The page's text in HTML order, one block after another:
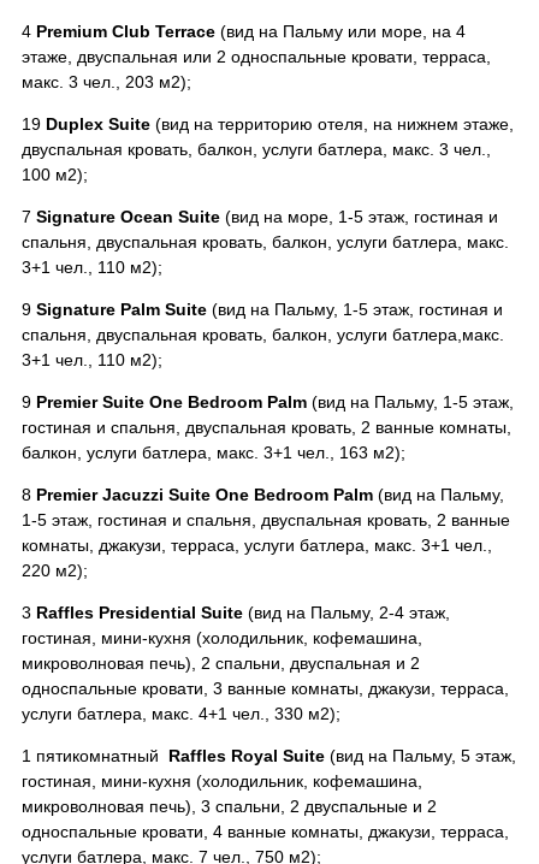
4 Premium Club Terrace (вид на Пальму или море, на 4
этаже, двуспальная или 2 односпальные кровати, терраса,
макс. 3 чел., 203 м2);
19 Duplex Suite (вид на территорию отеля, на нижнем этаже,
двуспальная кровать, балкон, услуги батлера, макс. 3 чел.,
100 м2);
7 Signature Ocean Suite (вид на море, 1-5 этаж, гостиная и
спальня, двуспальная кровать, балкон, услуги батлера, макс.
3+1 чел., 110 м2);
9 Signature Palm Suite (вид на Пальму, 1-5 этаж, гостиная и
спальня, двуспальная кровать, балкон, услуги батлера,макс.
3+1 чел., 110 м2);
9 Premier Suite One Bedroom Palm (вид на Пальму, 1-5 этаж,
гостиная и спальня, двуспальная кровать, 2 ванные комнаты,
балкон, услуги батлера, макс. 3+1 чел., 163 м2);
8 Premier Jacuzzi Suite One Bedroom Palm (вид на Пальму,
1-5 этаж, гостиная и спальня, двуспальная кровать, 2 ванные
комнаты, джакузи, терраса, услуги батлера, макс. 3+1 чел.,
220 м2);
3 Raffles Presidential Suite (вид на Пальму, 2-4 этаж,
гостиная, мини-кухня (холодильник, кофемашина,
микроволновая печь), 2 спальни, двуспальная и 2
односпальные кровати, 3 ванные комнаты, джакузи, терраса,
услуги батлера, макс. 4+1 чел., 330 м2);
1 пятикомнатный Raffles Royal Suite (вид на Пальму, 5 этаж,
гостиная, мини-кухня (холодильник, кофемашина,
микроволновая печь), 3 спальни, 2 двуспальные и 2
односпальные кровати, 4 ванные комнаты, джакузи, терраса,
услуги батлера, макс. 7 чел., 750 м2);